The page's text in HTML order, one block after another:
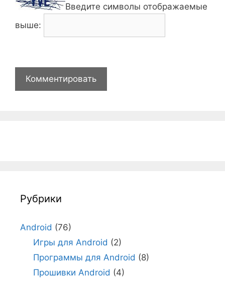
Введите символы отображаемые
выше:
Рубрики
Android (76)
Игры для Android (2)
Программы для Android (8)
Прошивки Android (4)